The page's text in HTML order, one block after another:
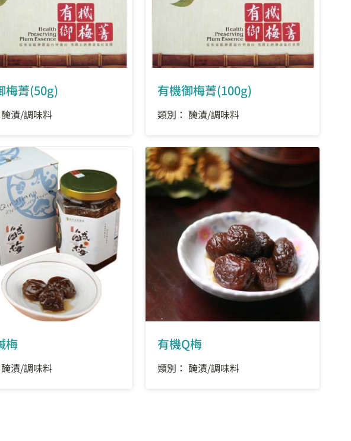
梅菁(50g)
漬/調味料
有機御梅菁(100g)
類別： 醃漬/調味料
梅
漬/調味料
有機Q梅
類別： 醃漬/調味料